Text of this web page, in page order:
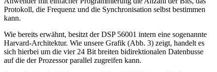
Protokoll, die Frequenz und die Synchronisation selbst bestimmen
kann.
Wie bereits erwähnt, besitzt der DSP 56001 intern eine sogenannte
Harvard-Architektur. Wie unsere Grafik (Abb. 3) zeigt, handelt es
sich hierbei um die vier 24 Bit breiten bidirektionalen Datenbusse
auf die der Prozessor parallel zugreifen kann.